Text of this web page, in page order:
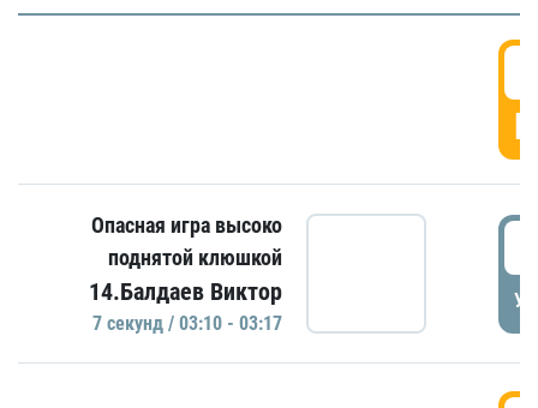
Опасная игра высоко
поднятой клюшкой
14.Балдаев Виктор
7 секунд / 03:10 - 03:17